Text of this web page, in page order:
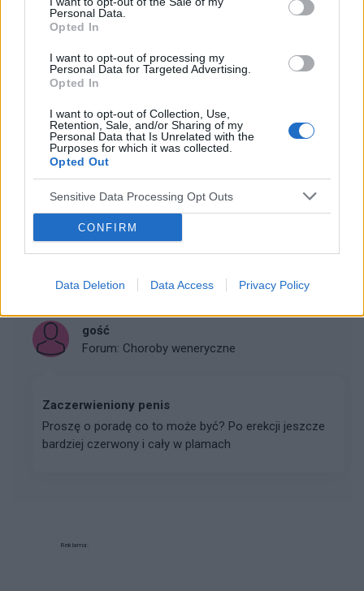
Personal Data.
Opted In
I want to opt-out of processing my
Personal Data for Targeted Advertising.
Opted In
I want to opt-out of Collection, Use,
Retention, Sale, and/or Sharing of my
Personal Data that Is Unrelated with the
Purposes for which it was collected.
Opted Out
Sensitive Data Processing Opt Outs
CONFIRM
Data Deletion Data Access Privacy Policy
Czy ktoś wie co to może być?
być?
gość
Forum: Infekcje grzybicze
Dziwna zmiana
Witam byłem nad morzem korzystałem z basenów
morza itd i zrobiła mi się taka zmiana na stopie od
spodu trochę boli ale nie swędzi lekarz na poradnie
gość
Forum: Choroby weneryczne
Zaczerwieniony penis
Proszę o poradę co to może być? Po erekcji jeszcze
bardziej czerwony i cały w plamach
Reklama: